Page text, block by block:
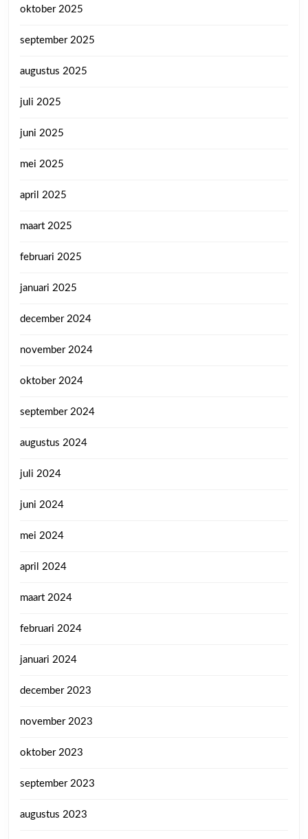
oktober 2025
september 2025
augustus 2025
juli 2025
juni 2025
mei 2025
april 2025
maart 2025
februari 2025
januari 2025
december 2024
november 2024
oktober 2024
september 2024
augustus 2024
juli 2024
juni 2024
mei 2024
april 2024
maart 2024
februari 2024
januari 2024
december 2023
november 2023
oktober 2023
september 2023
augustus 2023